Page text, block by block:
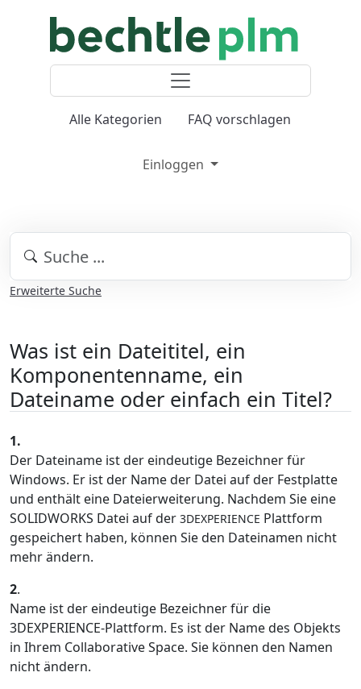
Alle Kategorien FAQ vorschlagen
Einloggen
Erweiterte Suche
Was ist ein Dateititel, ein
Komponentenname, ein
Dateiname oder einfach ein Titel?
1.
Der Dateiname ist der eindeutige Bezeichner für
Windows. Er ist der Name der Datei auf der Festplatte
und enthält eine Dateierweiterung. Nachdem Sie eine
SOLIDWORKS Datei auf der 3DEXPERIENCE Plattform
gespeichert haben, können Sie den Dateinamen nicht
mehr ändern.
2.
Name ist der eindeutige Bezeichner für die
3DEXPERIENCE-Plattform. Es ist der Name des Objekts
in Ihrem Collaborative Space. Sie können den Namen
nicht ändern.